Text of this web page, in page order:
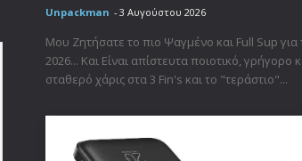
Unpackman - 3 Αυγούστου 2026
Μου Ζητήσατε το πιο Ψαγμένο και Full Sup για
2026... Και Είναι απίστευτα ποιοτικό, γρήγορο
σταθερό χάρις στα 3 Fin's και το "τεράστιο"...